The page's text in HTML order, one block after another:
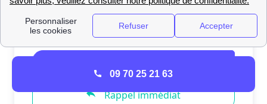
09 70 25 21 63